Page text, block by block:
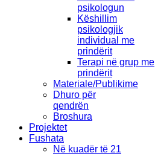
psikologun
Këshillim
psikologjik
individual me
prindërit
Terapi në grup me
prindërit
Materiale/Publikime
Dhuro për
qendrën
Broshura
Projektet
Fushata
Në kuadër të 21